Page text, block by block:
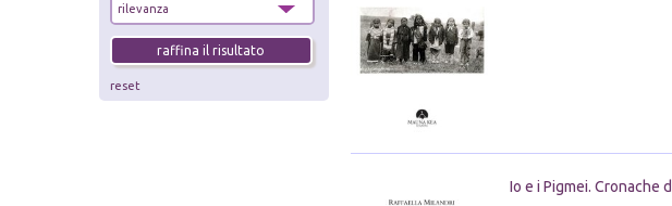
reset
Io e i Pigmei. Cronache